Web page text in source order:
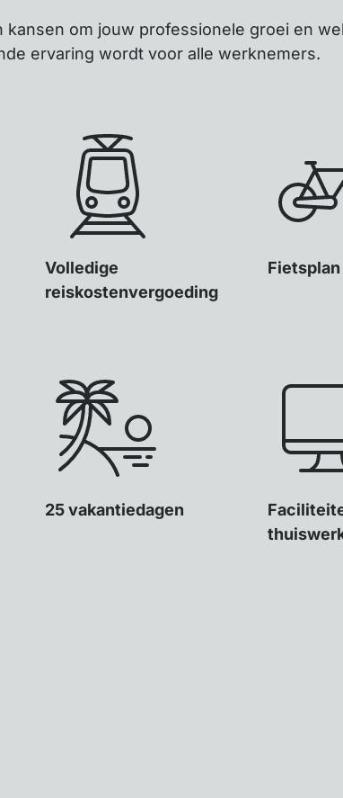
kansen om jouw professionele groei en
ervaring wordt voor alle werknemers.
Volledige
reiskostenvergoeding
Fietsplan
25 vakantiedagen